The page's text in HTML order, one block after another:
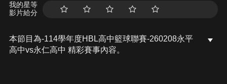
我的星等
影片給分
本節目為-114學年度HBL高中籃球聯賽-260208永平
高中vs永仁高中 精彩賽事內容。